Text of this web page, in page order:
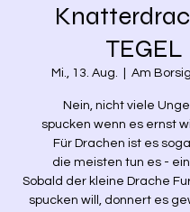
TEGEL
Mi., 13. Aug. Am
Nein, nicht viele
spucken wenn es ernst
Für Drachen ist es
die meisten tun es -
Sobald der kleine Drache
spucken will, donnert es